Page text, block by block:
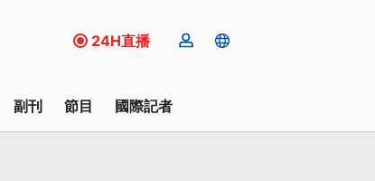
24H直播
副刊 節目 國際記者